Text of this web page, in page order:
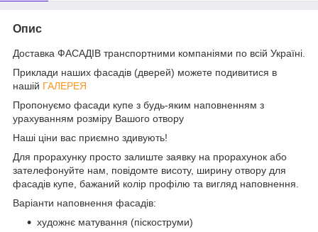
Опис
Доставка ФАСАДІВ транспортними компаніями по всій Україні.
Приклади наших фасадів (дверей) можете подивитися в
нашій ГАЛЕРЕЯ
Пропонуємо фасади купе з будь-яким наповненням з
урахуванням розміру Вашого отвору
Наші ціни вас приємно здивують!
Для прорахунку просто залиште заявку на прорахунок або
зателефонуйте нам, повідомте висоту, ширину отвору для
фасадів купе, бажаний колір профілю та вигляд наповнення.
Варіанти наповнення фасадів:
художнє матування (піскоструми)